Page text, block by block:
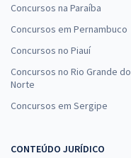
Concursos na Paraíba
Concursos em Pernambuco
Concursos no Piauí
Concursos no Rio Grande do
Norte
Concursos em Sergipe
CONTEÚDO JURÍDICO